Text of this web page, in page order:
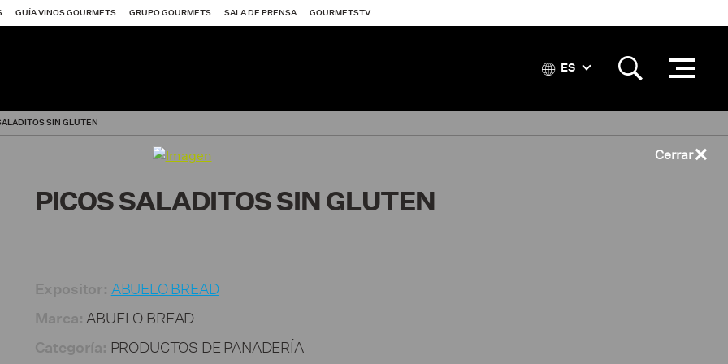
GUÍA VINOS GOURMETS GRUPO GOURMETS SALA DE PRENSA GOURMETSTV
SG 2026
ES
SIN GLUTEN
PICOS SALADITOS SIN GLUTEN
Expositor: ABUELO BREAD
Marca: ABUELO BREAD
Categoría: PRODUCTOS DE PANADERÍA
Cerrar×